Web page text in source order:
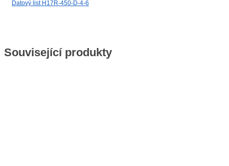
Datový list H17R-450-D-4-6
Související produkty